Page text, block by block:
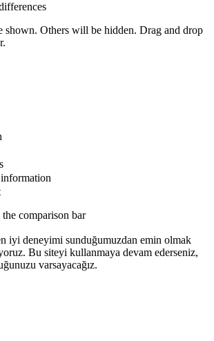
shown. Others will be hidden. Drag and drop
comparison bar
iyi deneyimi sunduğumuzdan emin olmak
Bu siteyi kullanmaya devam ederseniz,
varsayacağız.